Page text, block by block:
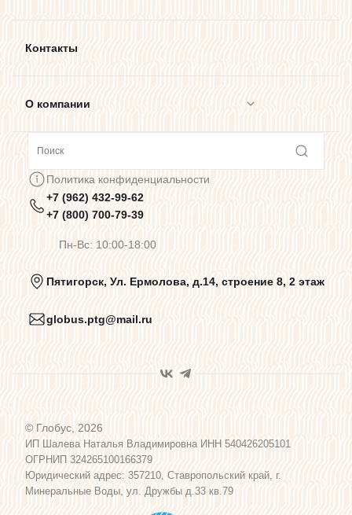
Контакты
О компании
Предупреждения о цветопередаче
Политика конфиденциальности
Пользовательское соглашение
Программа лояльности
Карта сайта
Политика конфиденциальности
+7 (962) 432-99-62
+7 (800) 700-79-39
Пн-Вс: 10:00-18:00
Пятигорск, Ул. Ермолова, д.14, строение 8, 2 этаж
globus.ptg@mail.ru
© Глобус, 2026
ИП Шалева Наталья Владимировна ИНН 540426205101
ОГРНИП 324265100166379
Юридический адрес: 357210, Ставропольский край, г.
Минеральные Воды, ул. Дружбы д.33 кв.79